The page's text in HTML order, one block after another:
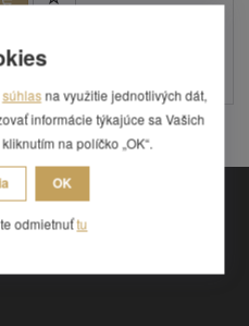
€
súhlas na využitie jednotlivých dát,
informácie týkajúce sa Vašich
na políčko „OK“.
OK
odmietnuťtu